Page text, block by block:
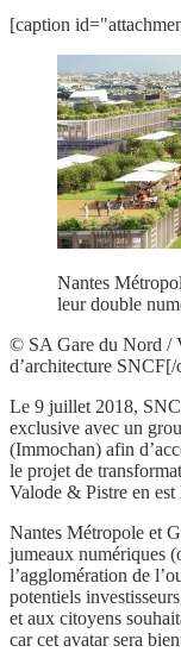
[caption
Nantes
leur double
© SA Gare du Nord /
d’architecture
Le 9 juillet 2018,
exclusive avec un
(Immochan) afin
le projet de
Valode & Pistre en est
Nantes Métropole et
jumeaux numériques
l’agglomération de
potentiels
et aux citoyens
car cet avatar sera